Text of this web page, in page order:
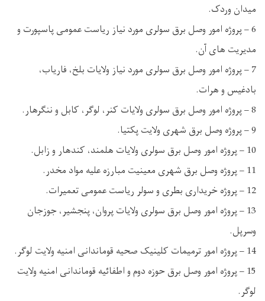
میدان وردک.
6 – پروژه امور وصل برق سولری مورد نیاز ریاست عمومی پاسپورت و
مدیریت های آن.
7 – پروژه امور وصل برق سولری مورد نیاز ولایات بلخ، فاریاب،
بادغیس و هرات.
8 – پروژه امور وصل برق سولری ولایات کنر، لوگر، کابل و ننگرهار.
9 – پروژه وصل برق شهری ولایت پکتیا.
10 – پروژه امور وصل برق سولری ولایات هلمند، کندهار و زابل.
11 – پروژه وصل برق شهری معینیت مبارزه علیه مواد مخدر.
12 – پروژه خریداری بطری و سولر ریاست عمومی تعمیرات.
13 – پروژه امور وصل برق سولری ولایات پروان، پنجشیر، جوزجان
وسرپل.
14 – پروژه امور ترمیمات کلینیک صحیه قوماندانی امنیه ولایت لوگر.
15 – پروژه امور وصل برق حوزه دوم و اطفائیه قوماندانی امنیه ولایت
لوگر.